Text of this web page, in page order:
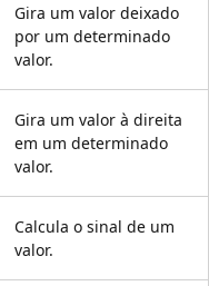
Gira um valor deixado
por um determinado
valor.
Gira um valor à direita
em um determinado
valor.
Calcula o sinal de um
valor.